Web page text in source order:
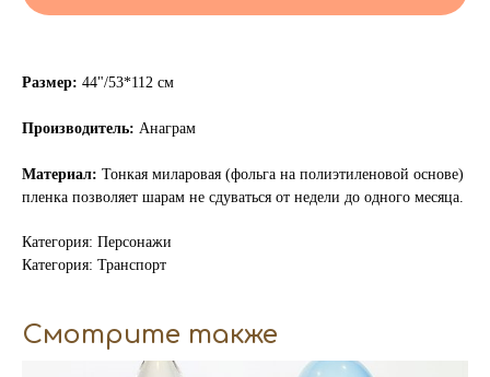
Размер: 44"/53*112 см
Производитель: Анаграм
Материал: Тонкая миларовая (фольга на полиэтиленовой основе)
пленка позволяет шарам не сдуваться от недели до одного месяца.
Категория: Персонажи
Категория: Транспорт
Смотрите также